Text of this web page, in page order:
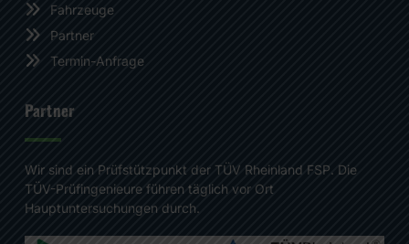
Fahrzeuge
Partner
Termin-Anfrage
Partner
Wir sind ein Prüfstützpunkt der TÜV Rheinland FSP. Die
TÜV-Prüfingenieure führen täglich vor Ort
Hauptuntersuchungen durch.